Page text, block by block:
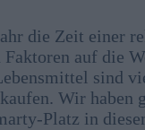
die Zeit einer
auf die
sind
Wir haben
Platz in